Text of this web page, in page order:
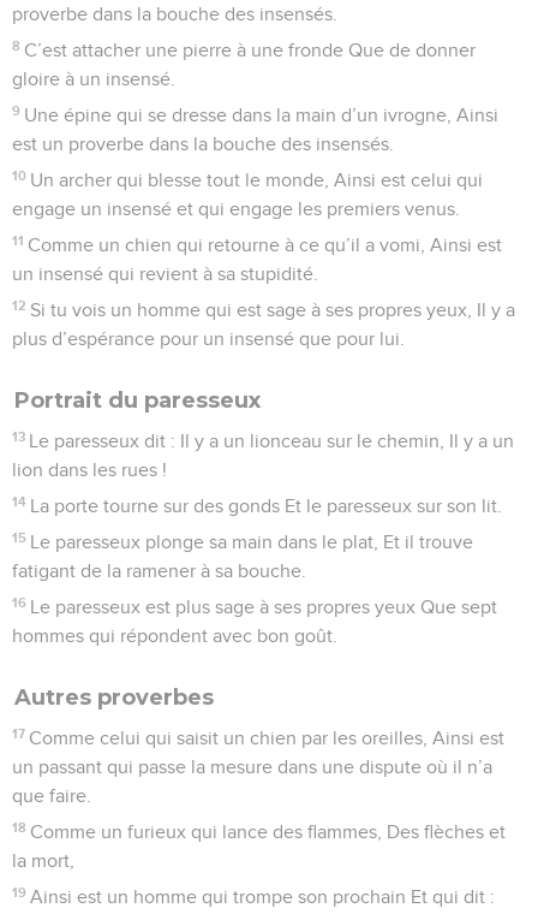
proverbe dans la bouche des insensés.
8 C’est attacher une pierre à une fronde Que de donner
gloire à un insensé.
9 Une épine qui se dresse dans la main d’un ivrogne, Ainsi
est un proverbe dans la bouche des insensés.
10 Un archer qui blesse tout le monde, Ainsi est celui qui
engage un insensé et qui engage les premiers venus.
11 Comme un chien qui retourne à ce qu’il a vomi, Ainsi est
un insensé qui revient à sa stupidité.
12 Si tu vois un homme qui est sage à ses propres yeux, Il y a
plus d’espérance pour un insensé que pour lui.
Portrait du paresseux
13 Le paresseux dit : Il y a un lionceau sur le chemin, Il y a un
lion dans les rues !
14 La porte tourne sur des gonds Et le paresseux sur son lit.
15 Le paresseux plonge sa main dans le plat, Et il trouve
fatigant de la ramener à sa bouche.
16 Le paresseux est plus sage à ses propres yeux Que sept
hommes qui répondent avec bon goût.
Autres proverbes
17 Comme celui qui saisit un chien par les oreilles, Ainsi est
un passant qui passe la mesure dans une dispute où il n’a
que faire.
18 Comme un furieux qui lance des flammes, Des flèches et
la mort,
19 Ainsi est un homme qui trompe son prochain Et qui dit :